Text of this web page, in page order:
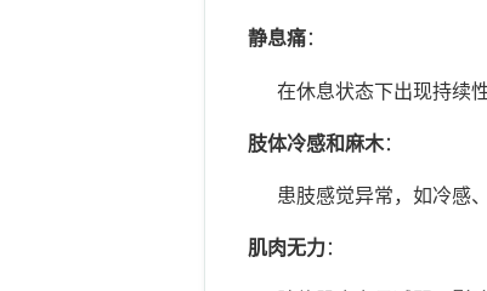
静息痛：
在休息状态下出现持续
肢体冷感和麻木：
患肢感觉异常，如冷感
肌肉无力：